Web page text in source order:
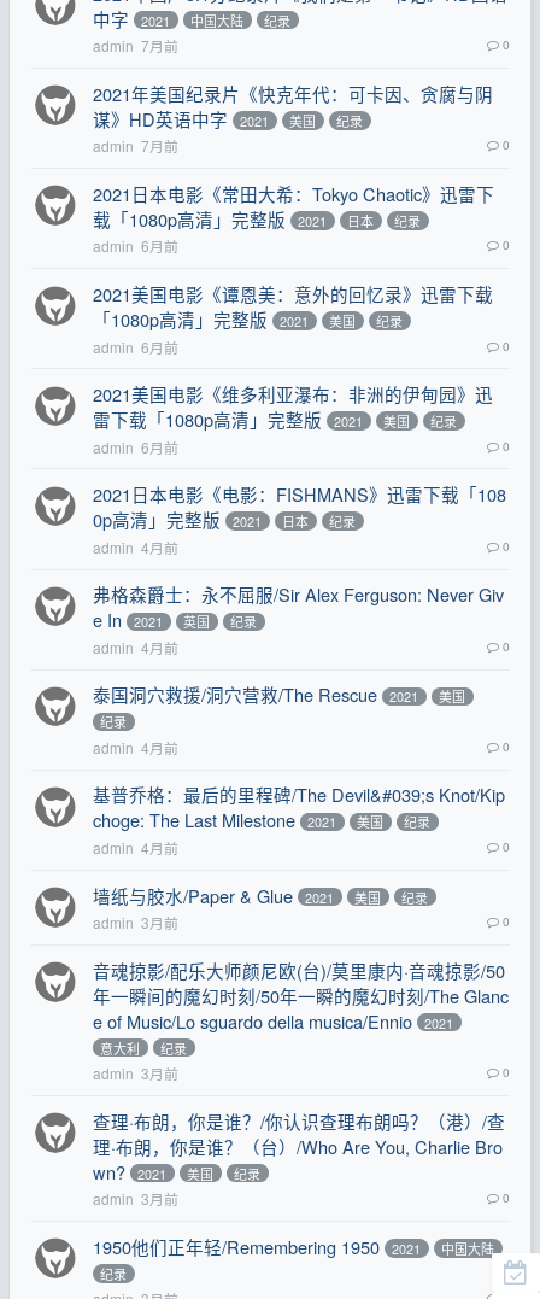
中字
2021 中国大陆 纪录
admin 7月前 0
2021年美国纪录片《快克年代：可卡因、贪腐与阴
谋》HD英语中字
2021 美国 纪录
admin 7月前 0
2021日本电影《常田大希：Tokyo Chaotic》迅雷下
载「1080p高清」完整版
2021 日本 纪录
admin 6月前 0
2021美国电影《谭恩美：意外的回忆录》迅雷下载
「1080p高清」完整版
2021 美国 纪录
admin 6月前 0
2021美国电影《维多利亚瀑布：非洲的伊甸园》迅
雷下载「1080p高清」完整版
2021 美国 纪录
admin 6月前 0
2021日本电影《电影：FISHMANS》迅雷下载「108
0p高清」完整版
2021 日本 纪录
admin 4月前 0
弗格森爵士：永不屈服/Sir Alex Ferguson: Never Giv
e In‎
2021 英国 纪录
admin 4月前 0
泰国洞穴救援/洞穴营救/The Rescue 2021
美国
纪录
admin 4月前 0
基普乔格：最后的里程碑/The Devil&#039;s Knot/Kip
choge: The Last Milestone
2021 美国 纪录
admin 4月前 0
墙纸与胶水/Paper & Glue 2021 美国 纪录
admin 3月前 0
音魂掠影/配乐大师颜尼欧(台)/莫里康内·音魂掠影/50
年一瞬间的魔幻时刻/50年一瞬的魔幻时刻/The Glanc
e of Music/Lo sguardo della musica/Ennio
2021
意大利
纪录
admin 3月前 0
查理·布朗，你是谁？/你认识查理布朗吗？（港）/查
理·布朗，你是谁？（台）/Who Are You, Charlie Bro
wn?
2021 美国 纪录
admin 3月前 0
1950他们正年轻/Remembering 1950 2021
中国大陆
纪录